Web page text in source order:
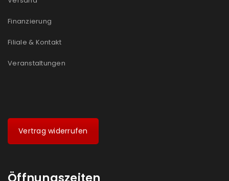
Finanzierung
Filiale & Kontakt
Veranstaltungen
Vertrag widerrufen